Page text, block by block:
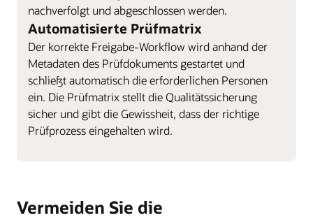
nachverfolgt und abgeschlossen werden.
Automatisierte Prüfmatrix
Der korrekte Freigabe-Workflow wird anhand der
Metadaten des Prüfdokuments gestartet und
schließt automatisch die erforderlichen Personen
ein. Die Prüfmatrix stellt die Qualitätssicherung
sicher und gibt die Gewissheit, dass der richtige
Prüfprozess eingehalten wird.
Vermeiden Sie die